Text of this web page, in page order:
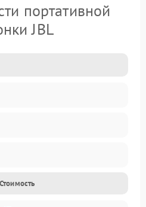
портативной
JBL
Стоимость